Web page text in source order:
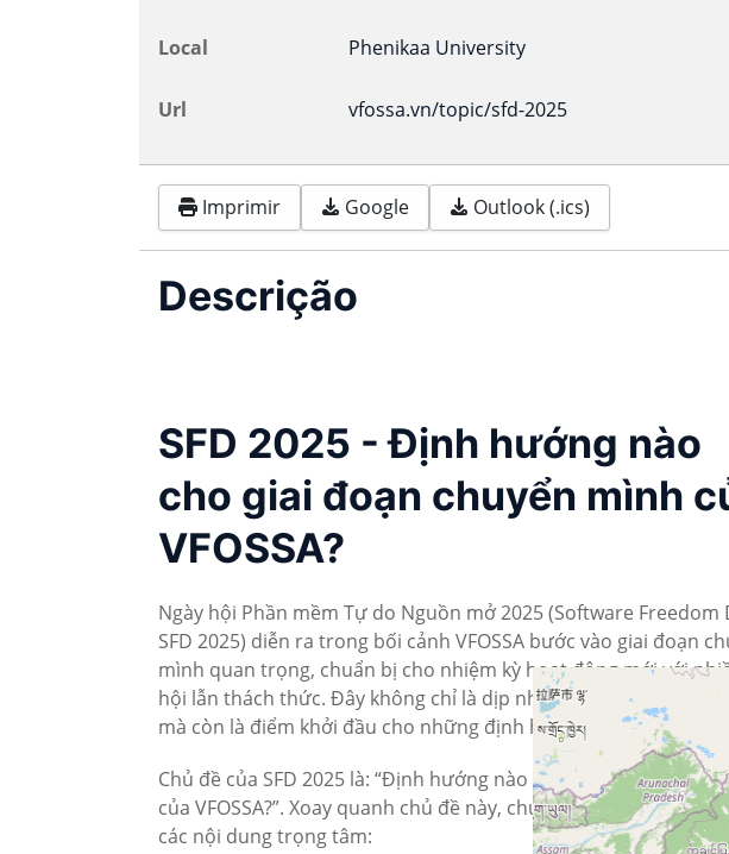
Local Phenikaa University
Url vfossa.vn/topic/sfd-2025
Imprimir Google Outlook (.ics)
Descrição
SFD 2025 - Định hướng nào
cho giai đoạn chuyển mình
VFOSSA?
Ngày hội Phần mềm Tự do Nguồn mở 2025 (Software Freedom
SFD 2025) diễn ra trong bối cảnh VFOSSA bước vào giai đoạn
mình quan trọng, chuẩn bị cho nhiệm kỳ hoạt động mới với
hội lẫn thách thức. Đây không chỉ là dịp nhìn lại hành trình đã
mà còn là điểm khởi đầu cho những định hướng chiến lược sắp
Chủ đề của SFD 2025 là: “Định hướng nào cho giai đoạn
của VFOSSA?”. Xoay quanh chủ đề này, chương trình sẽ tập
các nội dung trọng tâm: